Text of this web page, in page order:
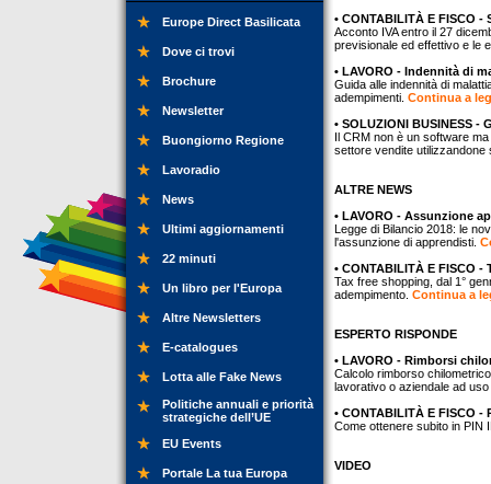
Europe Direct Basilicata
Dove ci trovi
Brochure
Newsletter
Buongiorno Regione
Lavoradio
News
Ultimi aggiornamenti
22 minuti
Un libro per l'Europa
Altre Newsletters
E-catalogues
Lotta alle Fake News
Politiche annuali e priorità
strategiche dell’UE
EU Events
Portale La tua Europa
• CONTABILITÀ E FISCO
Acconto IVA entro il 27
previsionale ed effettivo e le
• LAVORO - Indennità di
Guida alle indennità di
adempimenti. Continua a
• SOLUZIONI BUSINESS
Il CRM non è un software
settore vendite utilizzandone
ALTRE NEWS
• LAVORO - Assunzione
Legge di Bilancio 2018: le
l'assunzione di apprendisti.
• CONTABILITÀ E FISCO
Tax free shopping, dal 1°
adempimento. Continua a
ESPERTO RISPONDE
• LAVORO - Rimborsi
Calcolo rimborso
lavorativo o aziendale ad
• CONTABILITÀ E FISCO
Come ottenere subito in PIN
VIDEO